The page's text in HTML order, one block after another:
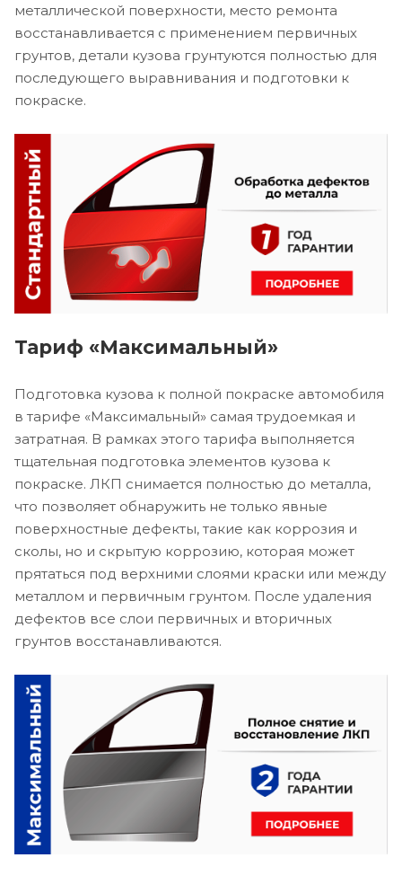
металлической поверхности, место ремонта
восстанавливается с применением первичных
грунтов, детали кузова грунтуются полностью для
последующего выравнивания и подготовки к
покраске.
Тариф «Максимальный»
Подготовка кузова к полной покраске автомобиля
в тарифе «Максимальный» самая трудоемкая и
затратная. В рамках этого тарифа выполняется
тщательная подготовка элементов кузова к
покраске. ЛКП снимается полностью до металла,
что позволяет обнаружить не только явные
поверхностные дефекты, такие как коррозия и
сколы, но и скрытую коррозию, которая может
прятаться под верхними слоями краски или между
металлом и первичным грунтом. После удаления
дефектов все слои первичных и вторичных
грунтов восстанавливаются.